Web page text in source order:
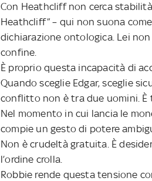
Con Heathcliff non cerca
Heathcliff” – qui non suona
dichiarazione ontologica. Lei
confine.
È proprio questa incapacità di
Quando sceglie Edgar, sceglie
conflitto non è tra due uomini. È
Nel momento in cui lancia le
compie un gesto di potere
Non è crudeltà gratuita. È
l’ordine crolla.
Robbie rende questa tensione